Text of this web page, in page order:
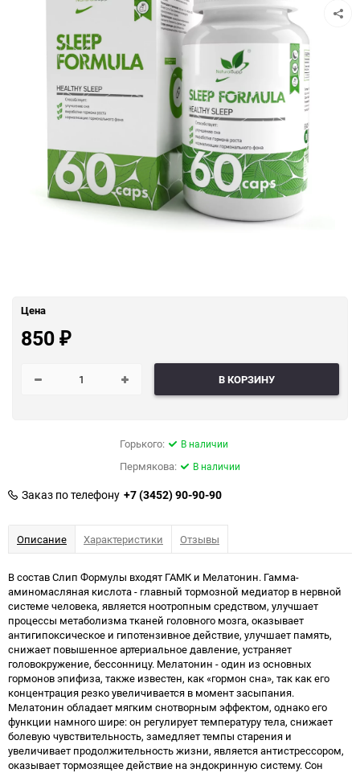
Цена
850 ₽
В КОРЗИНУ
Горького: В наличии
Пермякова: В наличии
Заказ по телефону +7 (3452) 90-90-90
Описание Характеристики Отзывы
В состав Слип Формулы входят ГАМК и Мелатонин. Гамма-
аминомасляная кислота - главный тормозной медиатор в нервной
системе человека, является ноотропным средством, улучшает
процессы метаболизма тканей головного мозга, оказывает
антигипоксическое и гипотензивное действие, улучшает память,
снижает повышенное артериальное давление, устраняет
головокружение, бессонницу. Мелатонин - один из основных
гормонов эпифиза, также известен, как «гормон сна», так как его
концентрация резко увеличивается в момент засыпания.
Мелатонин обладает мягким снотворным эффектом, однако его
функции намного шире: он регулирует температуру тела, снижает
болевую чувствительность, замедляет темпы старения и
увеличивает продолжительность жизни, является антистрессором,
оказывает тормозящее действие на эндокринную систему. Сон